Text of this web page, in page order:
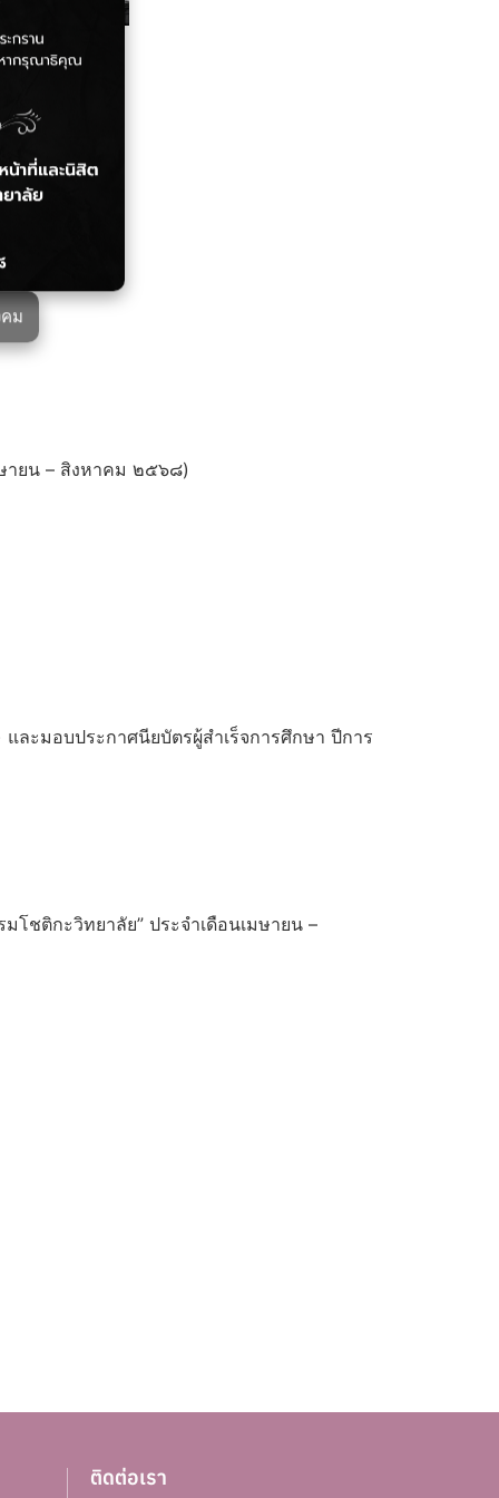
ม
ายน – สิงหาคม ๒๕๖๘)
ะมอบประกาศนียบัตรผู้สำเร็จการศึกษา ปีการ
โชติกะวิทยาลัย” ประจำเดือนเมษายน –
ติดต่อเรา